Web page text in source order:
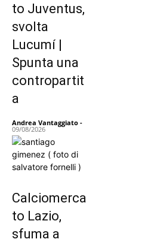
to Juventus,
svolta
Lucumí |
Spunta una
contropartit
a
Andrea Vantaggiato -
09/08/2026
Calciomerca
to Lazio,
sfuma a